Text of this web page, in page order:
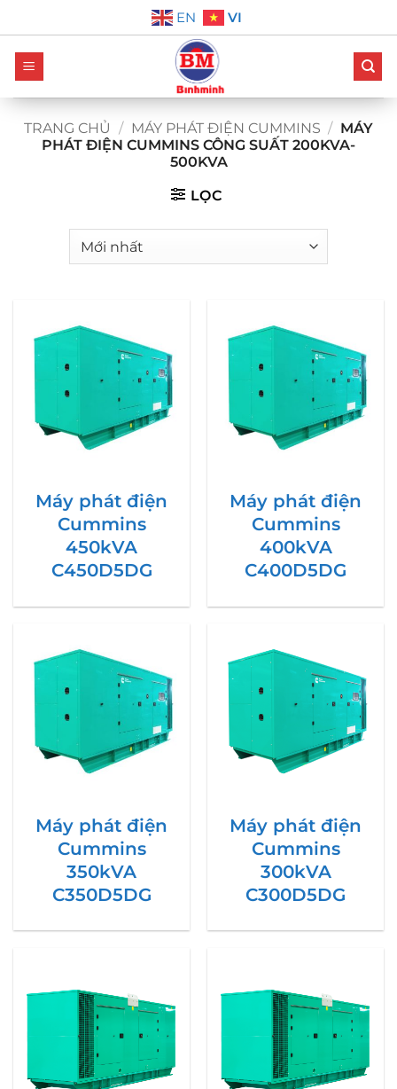
qua
nội
dung
EN VI
TRANG CHỦ / MÁY PHÁT ĐIỆN CUMMINS / MÁY
PHÁT ĐIỆN CUMMINS CÔNG SUẤT 200KVA-
500KVA
LỌC
Máy phát điện
Cummins
450kVA
C450D5DG
Máy phát điện
Cummins
400kVA
C400D5DG
Máy phát điện
Cummins
350kVA
C350D5DG
Máy phát điện
Cummins
300kVA
C300D5DG